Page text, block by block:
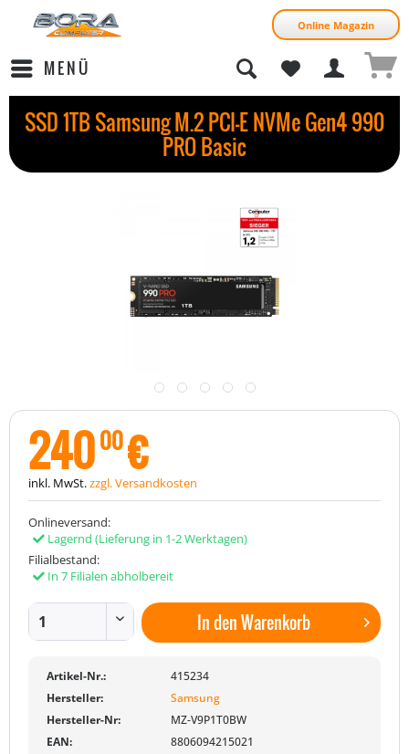
Online Magazin
MENÜ
SSD 1TB Samsung M.2 PCI-E NVMe Gen4 990
PRO Basic
24000€
inkl. MwSt.zzgl. Versandkosten
Onlineversand:
Lagernd (Lieferung in 1-2 Werktagen)
Filialbestand:
In 7 Filialen abholbereit
In denWarenkorb
Artikel-Nr.:
415234
Hersteller:
Samsung
Hersteller-Nr:
MZ-V9P1T0BW
EAN:
8806094215021